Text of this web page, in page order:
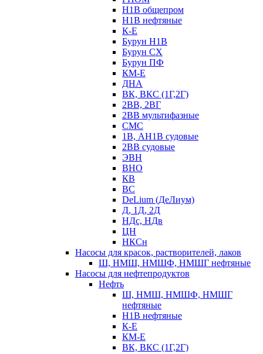
Н1В общепром
Н1В нефтяные
К-Е
Бурун Н1В
Бурун СХ
Бурун ПФ
КМ-Е
ДНА
ВК, ВКС (1Г,2Г)
2ВВ, 2ВГ
2ВВ мультифазные
СМС
1В, АН1В судовые
2ВВ судовые
ЭВН
ВНО
КВ
ВС
DeLium (ДеЛиум)
Д, 1Д, 2Д
НДс, НДв
ЦН
НКСн
Насосы для красок, растворителей, лаков
Ш, НМШ, НМШФ, НМШГ нефтяные
Насосы для нефтепродуктов
Нефть
Ш, НМШ, НМШФ, НМШГ
нефтяные
Н1В нефтяные
К-Е
КМ-Е
ВК, ВКС (1Г,2Г)